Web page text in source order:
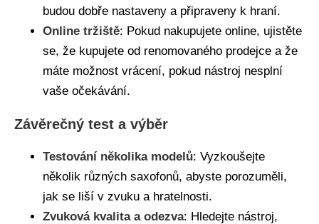
budou dobře nastaveny a připraveny k hraní.
Online tržiště: Pokud nakupujete online, ujistěte
se, že kupujete od renomovaného prodejce a že
máte možnost vrácení, pokud nástroj nesplní
vaše očekávání.
Závěrečný test a výběr
Testování několika modelů: Vyzkoušejte
několik různých saxofonů, abyste porozuměli,
jak se liší v zvuku a hratelnosti.
Zvuková kvalita a odezva: Hledejte nástroj,